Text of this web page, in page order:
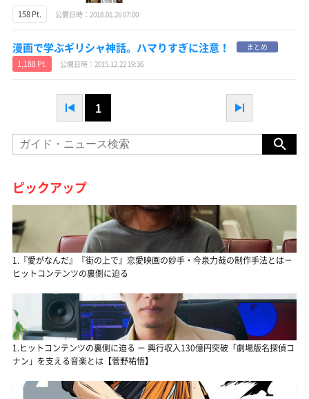
158 Pt. 公開日時：2018.01.26 07:00
漫画で学ぶギリシャ神話。ハマりすぎに注意！ まとめ
1,188 Pt. 公開日時：2015.12.22 19:36
1
ピックアップ
1.『愛がなんだ』『街の上で』恋愛映画の妙手・今泉力哉の制作手法とは－
ヒットコンテンツの裏側に迫る
1.ヒットコンテンツの裏側に迫る － 興行収入130億円突破「劇場版名探偵コ
ナン」を支える音楽とは【菅野祐悟】